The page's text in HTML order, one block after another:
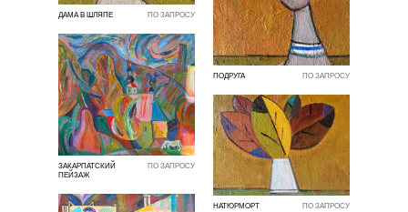
ПОДРУГА ПО ЗАПРОСУ
ЗАКАРПАТСКИЙ
ПЕЙЗАЖ
ДАМА В ШЛЯПЕ
ПО ЗАПРОСУ
ПО ЗАПРОСУ
ПО ЗАПРОСУ
НАТЮРМОРТ